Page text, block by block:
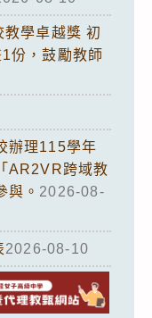
教學卓越獎 初
份，鼓勵教師
辦理115學年
AR2VR跨域教
與。 2026-08-
2026-08-10